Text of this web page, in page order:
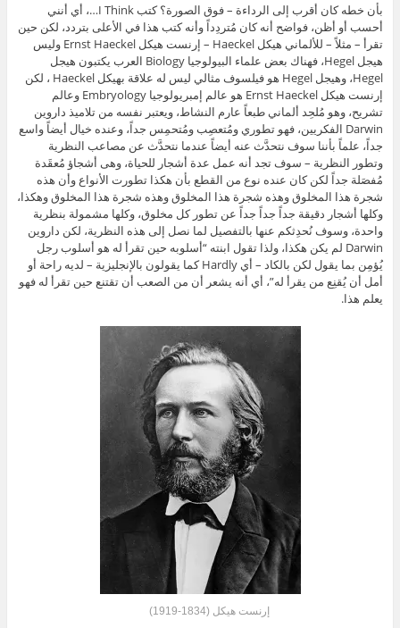
بأن خطه كان أقرب إلى الرداءة – فوق الصورة؟ كتب I Think…، أي أنني
أحسب أو أظن، فواضح أنه كان مُتردِداً وأنه كتب هذا في الأعلى بتردد، لكن حين
تقرأ – مثلاً – للألماني هيكل Haeckel – إرنست هيكل Ernst Haeckel وليس
هيجل Hegel، فهناك بعض علماء البيولوجيا Biology العرب يكتبون هيجل
Hegel، وهيجل Hegel هو فيلسوف مثالي ليس له علاقة بهيكل Haeckel ، لكن
إرنست هيكل Ernst Haeckel هو عالم إمبريولوجيا Embryology وعالم
تشريح، وهو مُلحِد ألماني طبعاً عارم النشاط، ويعتبر نفسه من تلاميذ داروين
Darwin الفكريين، فهو تطوري ومُتعصِب ومُتحمِس جداً، وعنده خيال أيضاً واسع
جداً، علماً بأننا سوف نتحدَّث عنه أيضاً عندما نتحدَّث عن مصاعب النظرية
وتطور النظرية – سوف تجد أنه عمل عدة أشجار للحياة، وهى أشجاؤ مُعقَدة
مُفصَلة جداً لكن كان عنده نوع من القطع بأن هكذا تطورت الأنواع وأن هذه
شجرة هذا المخلوق وهذه شجرة هذا المخلوق وهذه شجرة هذا المخلوق وهكذا،
وكلها أشجار دقيقة جداً جداً جداً عن تطور كل مخلوق، وكلها مشمولة بنظرية
واحدة، وسوف نُحدِثكم عنها بالتفصيل لما نصل إلى هذه النظرية، لكن داروين
Darwin لم يكن هكذا، ولذا تقول ابنته “أسلوبه حين تقرأ له هو أسلوب رجل
يُؤمِن بما يقول لكن بالكاد – أي Hardly كما يقولون بالإنجليزية – لديه راحة أو
أمل أن يُقنِع من يقرأ له”، أي أنه يشعر أن من الصعب أن تقتنع حين تقرأ له فهو
يعلم هذا.
إرنست هيكل (1834-1919)